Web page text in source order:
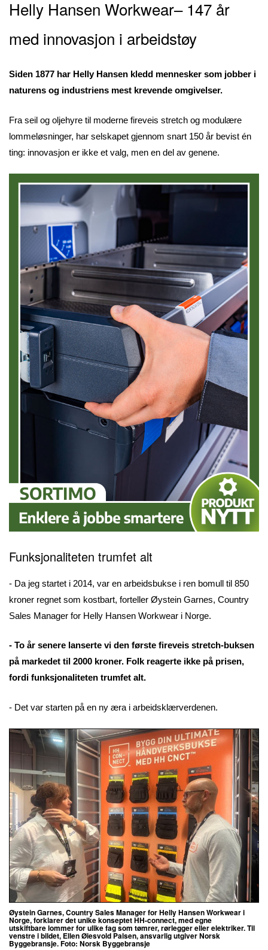
Helly Hansen Workwear– 147 år
med innovasjon i arbeidstøy
Siden 1877 har Helly Hansen kledd mennesker som jobber i
naturens og industriens mest krevende omgivelser.
Fra seil og oljehyre til moderne fireveis stretch og modulære
lommeløsninger, har selskapet gjennom snart 150 år bevist én
ting: innovasjon er ikke et valg, men en del av genene.
Funksjonaliteten trumfet alt
- Da jeg startet i 2014, var en arbeidsbukse i ren bomull til 850
kroner regnet som kostbart, forteller Øystein Garnes, Country
Sales Manager for Helly Hansen Workwear i Norge.
- To år senere lanserte vi den første fireveis stretch-buksen
på markedet til 2000 kroner. Folk reagerte ikke på prisen,
fordi funksjonaliteten trumfet alt.
- Det var starten på en ny æra i arbeidsklærverdenen.
Øystein Garnes, Country Sales Manager for Helly Hansen Workwear i
Norge, forklarer det unike konseptetHH-connect, med egne
utskiftbarelommer for ulike fag som tømrer, rørlegger eller elektriker. Til
venstre i bildet, Ellen Øiesvold Palsen, ansvarlig utgiver Norsk
Byggebransje. Foto: Norsk Byggebransje